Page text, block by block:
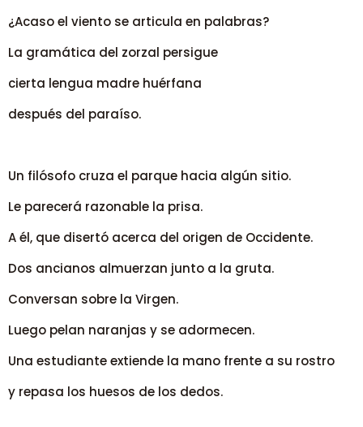
¿Acaso el viento se articula en palabras?
La gramática del zorzal persigue
cierta lengua madre huérfana
después del paraíso.
Un filósofo cruza el parque hacia algún sitio.
Le parecerá razonable la prisa.
A él, que disertó acerca del origen de Occidente.
Dos ancianos almuerzan junto a la gruta.
Conversan sobre la Virgen.
Luego pelan naranjas y se adormecen.
Una estudiante extiende la mano frente a su rostro
y repasa los huesos de los dedos.